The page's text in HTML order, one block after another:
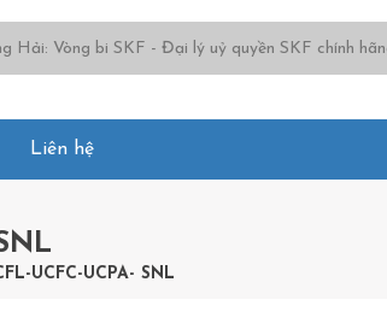
Liên hệ
UCFC-UCPA- SNL